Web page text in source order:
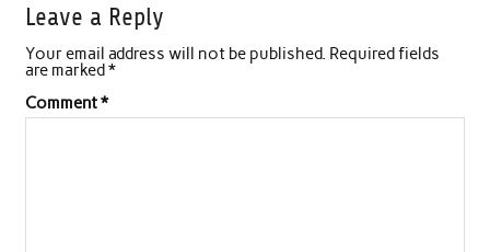
Leave a Reply
Your email address will not be published. Required fields
are marked*
Comment*